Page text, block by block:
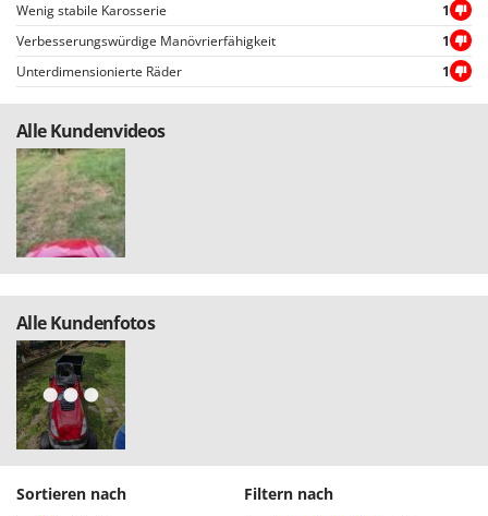
Wenig stabile Karosserie
1
Verbesserungswürdige Manövrierfähigkeit
1
Unterdimensionierte Räder
1
Alle Kundenvideos
Alle Kundenfotos
Sortieren nach Filtern nach